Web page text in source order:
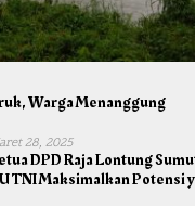
Warga Menanggung
28, 2025
DPD Raja Lontung
TNI Maksimalkan Potensi